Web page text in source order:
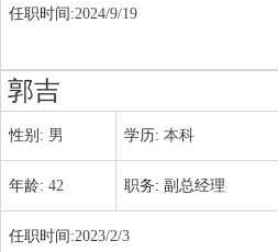
任职时间:2024/9/19
郭吉
性别: 男 学历: 本科
年龄: 42 职务: 副总经理
任职时间:2023/2/3